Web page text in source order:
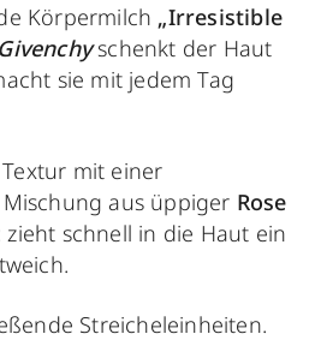
Körpermilch „Irresistible
Givenchy schenkt der Haut
sie mit jedem Tag
mit einer
aus üppiger Rose
zieht schnell in die Haut ein
Streicheleinheiten.